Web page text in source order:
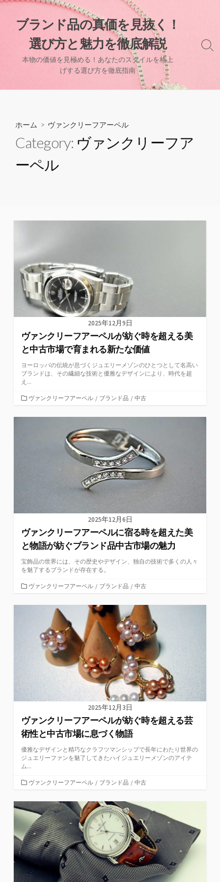
コ
キ
ブランド品の真価を見抜く！
選び方と魅力を徹底解説
本物の価値を見極める！あなたのスタイルを格上
げする選び方を徹底指南
検
ホーム > ヴァンクリーフアーペル
Category: ヴァンクリーフア
ーペル
2025年12月9日
ヴァンクリーフアーペルが紡ぐ時を超える美
と中古市場で育まれる新たな価値
ヨーロッパの伝統が息づくジュエリーメゾンのひとつとして名高い
ブランドは、その繊細な技術と優雅なデザインにより、時代を超
え...
カ
ゴ
ヴァンクリーフアーペル / ブランド品 / 中古
2025年12月6日
ヴァンクリーフアーペルに宿る時を超えた美
と物語が紡ぐブランド品中古市場の魅力
宝飾品の世界には、その歴史やデザイン、独自の技術で多くの人々
を魅了するブランドが存在する。
カ
ゴ
ヴァンクリーフアーペル / ブランド品 / 中古
2025年12月3日
ヴァンクリーフアーペルが紡ぐ時を超える芸
術性と中古市場に息づく物語
優雅なデザインと精巧なクラフツマンシップで長年にわたり世界の
ジュエリーファンを魅了してきたハイジュエリーメゾンのアイテ
ム...
カ
ゴ
リ
ー
ヴァンクリーフアーペル / ブランド品 / 中古